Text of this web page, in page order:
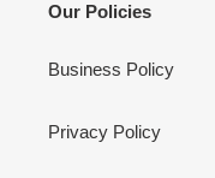
Our Policies
Business Policy
Privacy Policy